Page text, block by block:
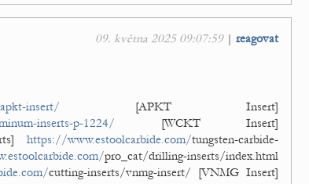
09. května 2025 09:07:59| reagovat
insert/ [APKT Insert]
inserts-p-1224/ [WCKT Insert]
https://www.estoolcarbide.com/tungsten-carbide-
pro_cat/drilling-inserts/index.html
cutting-inserts/vnmg-insert/ [VNMG Insert]